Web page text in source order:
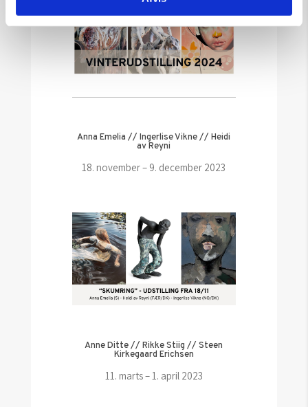
Anna Emelia // Ingerlise Vikne // Heidi
av Reyni
18. november – 9. december 2023
Anne Ditte // Rikke Stiig // Steen
Kirkegaard Erichsen
11. marts – 1. april 2023